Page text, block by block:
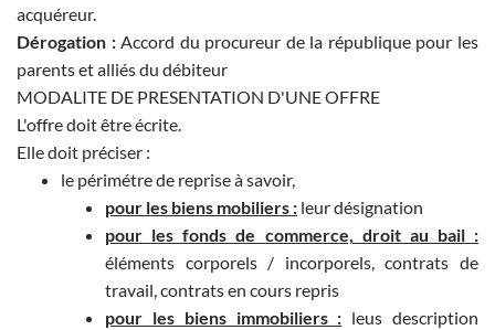
acquéreur.
Dérogation :Accord du procureur de la république pour les
parents et alliés du débiteur
MODALITE DE PRESENTATION D'UNE OFFRE
L'offre doit être écrite.
Elle doit préciser :
le périmétre de reprise à savoir,
pour les biens mobiliers : leur désignation
pour les fonds de commerce, droit au bail :
éléments corporels / incorporels, contrats de
travail, contrats en cours repris
pour les biens immobiliers : leus description